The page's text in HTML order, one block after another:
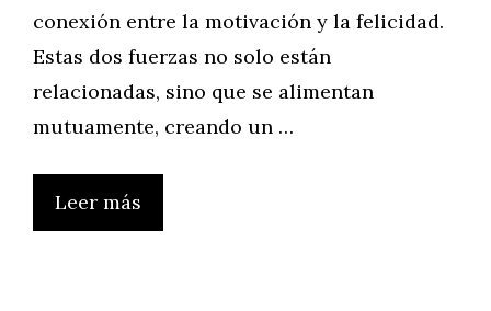
conexión entre la motivación y la felicidad.
Estas dos fuerzas no solo están
relacionadas, sino que se alimentan
mutuamente, creando un …
Leer más